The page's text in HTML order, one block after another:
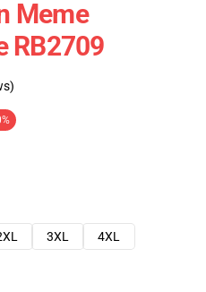
Meme
RB2709
3XL
4XL